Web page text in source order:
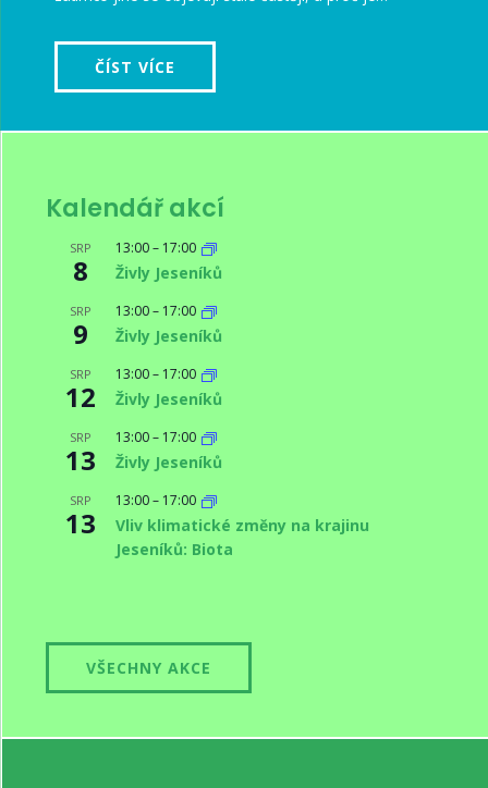
ČÍST VÍCE
Kalendář akcí
SRP
8
13:00– 17:00
Živly Jeseníků
SRP
9
13:00– 17:00
Živly Jeseníků
SRP
12
13:00– 17:00
Živly Jeseníků
SRP
13
13:00– 17:00
Živly Jeseníků
SRP
13
13:00– 17:00
Vliv klimatické změny na krajinu
Jeseníků: Biota
VŠECHNY AKCE